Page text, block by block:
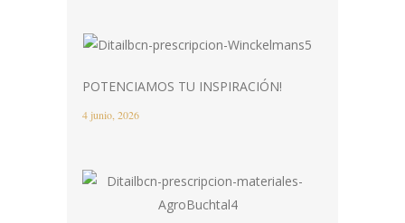
POTENCIAMOS TU INSPIRACIÓN!
4 junio, 2026